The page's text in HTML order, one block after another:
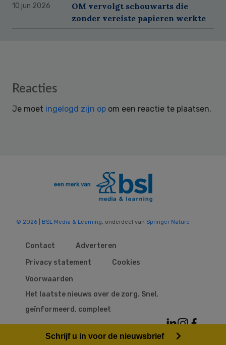
10 jun 2026
OM vervolgt schouwarts die
zonder vereiste papieren werkte
Reader
Reacties
Je moet ingelogd zijn op om een reactie te plaatsen.
© 2026 | BSL Media & Learning , onderdeel van Springer Nature
Contact
Adverteren
Privacy statement
Cookies
Voorwaarden
Het laatste nieuws over de zorg. Snel,
geïnformeerd, compleet
Schrijf u in voor de nieuwsbrief